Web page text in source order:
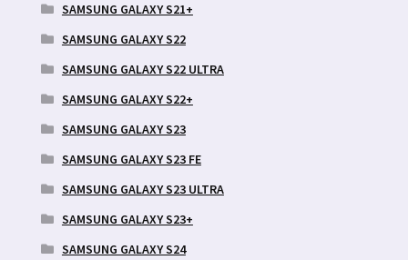
SAMSUNG GALAXY S21+
SAMSUNG GALAXY S22
SAMSUNG GALAXY S22 ULTRA
SAMSUNG GALAXY S22+
SAMSUNG GALAXY S23
SAMSUNG GALAXY S23 FE
SAMSUNG GALAXY S23 ULTRA
SAMSUNG GALAXY S23+
SAMSUNG GALAXY S24